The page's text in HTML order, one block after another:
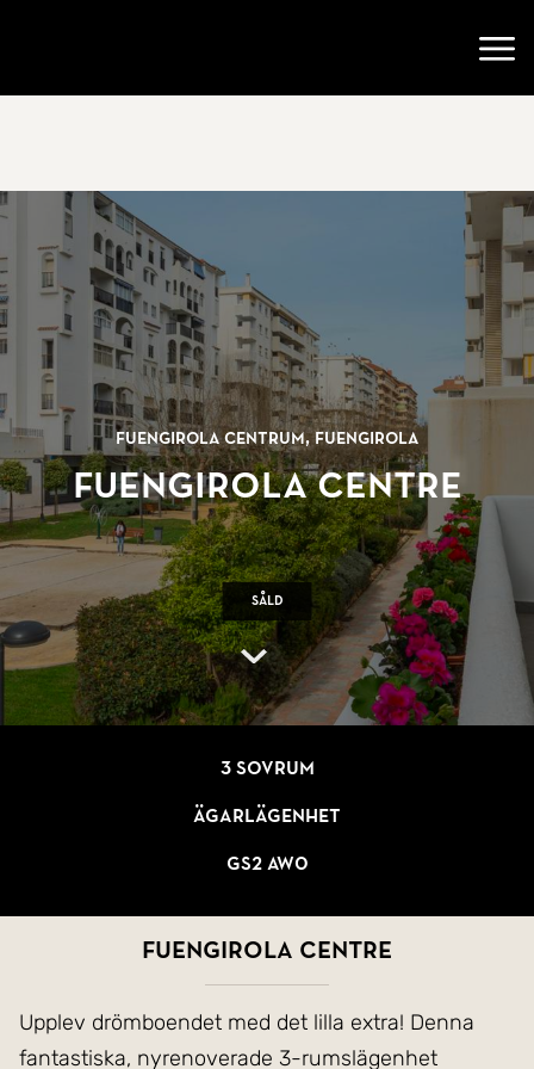
Fuengirola centrum, Fuengirola
Fuengirola Centre
Såld
3 sovrum
Ägarlägenhet
GS2 AW0
Fuengirola Centre
Upplev drömboendet med det lilla extra! Denna
fantastiska, nyrenoverade 3-rumslägenhet